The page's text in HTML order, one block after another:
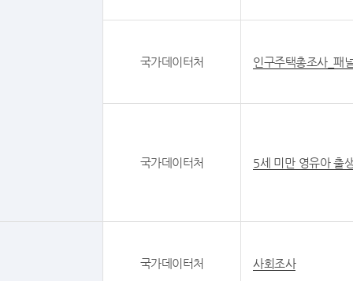
국가데이터처 인구주택총조사_패
국가데이터처 5세 미만 영유아 출
국가데이터처 사회조사